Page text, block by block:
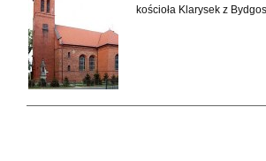
kościoła Klarysek z